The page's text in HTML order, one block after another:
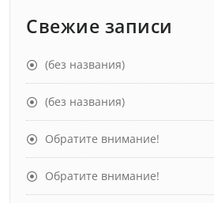
Свежие записи
(без названия)
(без названия)
Обратите внимание!
Обратите внимание!